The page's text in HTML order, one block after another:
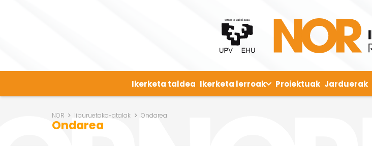
Ikerketa taldea Ikerketa lerroak Proiektuak Jarduerak
NOR liburuetako-atalak Ondarea
Ondarea